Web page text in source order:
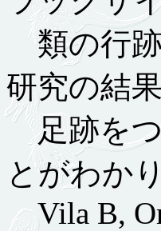
類の行
研究の結
足跡をつ
とがわか
Vila B,